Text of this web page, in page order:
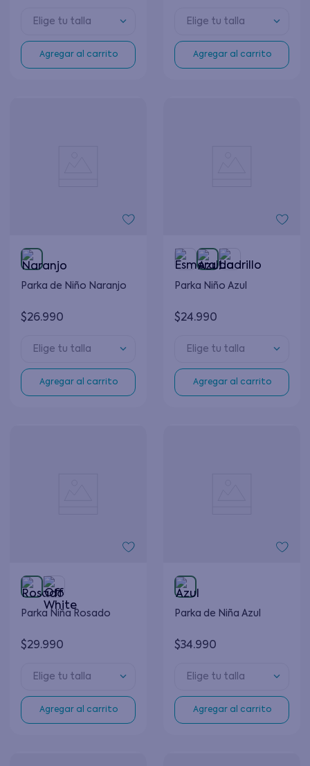
Elige tu talla
Agregar al carrito
Elige tu talla
Agregar al carrito
Parka de Niño Naranjo
$26.990
Elige tu talla
Agregar al carrito
Parka Niño Azul
$24.990
Elige tu talla
Agregar al carrito
Parka Niña Rosado
$29.990
Elige tu talla
Agregar al carrito
Parka de Niña Azul
$34.990
Elige tu talla
Agregar al carrito